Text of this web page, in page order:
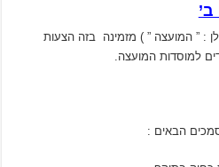
: ” המועצה ” ) מזמינה בזה הצעות
למוסדות המועצה.
הבאים :